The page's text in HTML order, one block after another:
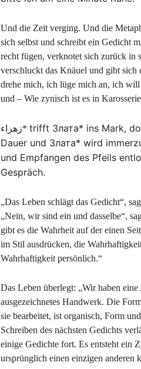
Und die Zeit verging. Und die
sich selbst und schreibt ein Gedicht
recht fügen, verknotet sich zurück in
verschluckt das Knäuel und gibt
drehe mich, ich lüge mich an, ich will
und – Wie zynisch ist es in
زھراء* trifft Злата* ins Mark,
Dauer und Злата* wird
und Empfangen des Pfeils
Gespräch.
„Das Leben schlägt das Gedicht“,
„Nein, wir sind ein und dasselbe“,
gibt es die Wahrheit auf der einen
im Stil ausdrücken, die
Wahrhaftigkeit persönlich.“
Das Leben überlegt: „Wir haben
ausgezeichnetes Handwerk. Die
sie bearbeitet, ist organisch, Form
Schreiben des nächsten Gedichts
einige Gedichte fort. Es entsteht ein
ursprünglich einen einzigen anderen